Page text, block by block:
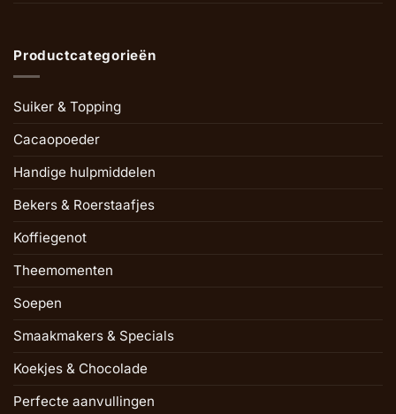
Productcategorieën
Suiker & Topping
Cacaopoeder
Handige hulpmiddelen
Bekers & Roerstaafjes
Koffiegenot
Theemomenten
Soepen
Smaakmakers & Specials
Koekjes & Chocolade
Perfecte aanvullingen